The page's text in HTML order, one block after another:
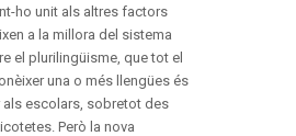
ho unit als altres factors
a la millora del sistema
el plurilingüisme, que tot el
una o més llengües és
als escolars, sobretot des
Però la nova